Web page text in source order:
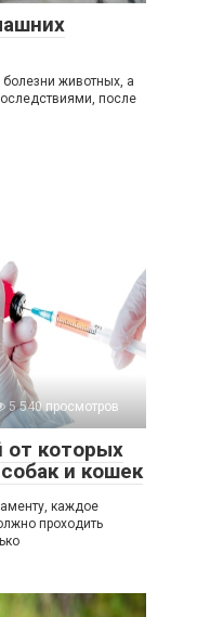
животных, а
после
5 540 просмотров
от которых
и кошек
каждое
проходить